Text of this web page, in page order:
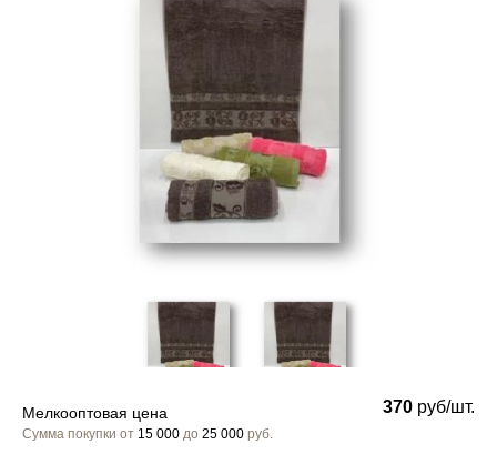
Мелкооптовая цена
Сумма покупки от 15 000 до 25 000 руб.
370 руб/шт.